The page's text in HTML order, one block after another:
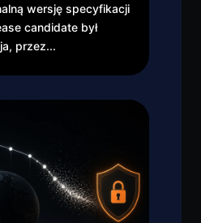
wersję specyfikacji
candidate był
przez...